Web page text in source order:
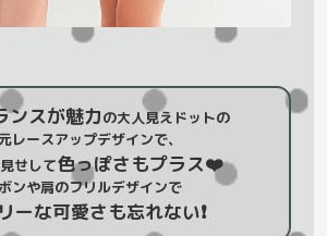
ンスが魅力の大人見えドットの
レースアップデザインで、
せして色っぽさもプラス❤️
ンや肩のフリルデザインで
ーな可愛さも忘れない❗️